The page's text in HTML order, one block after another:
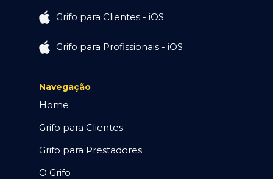
Grifo para Clientes - iOS
Grifo para Profissionais - iOS
Navegação
Home
Grifo para Clientes
Grifo para Prestadores
O Grifo